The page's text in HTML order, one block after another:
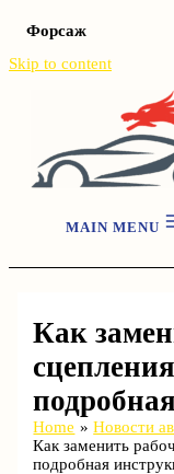
Форсаж
Skip to content
MAIN MENU
Как
Home
Новости
Как заменить
подробная